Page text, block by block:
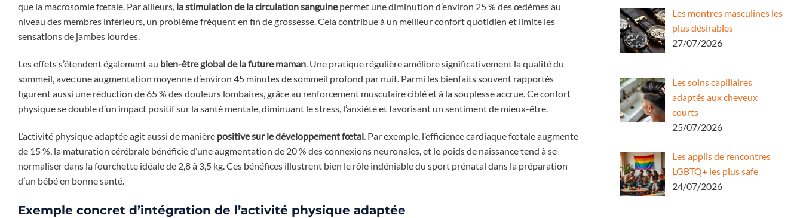
que la macrosomie fœtale. Par ailleurs, la stimulation de la circulation sanguinepermet une diminution d’environ 25 % des œdèmes au
niveau des membres inférieurs, un problème fréquent en fin de grossesse. Cela contribue à un meilleur confort quotidien et limite les
sensations de jambes lourdes.
Les effets s’étendent également au bien-être global de la future maman. Une pratique régulière améliore significativement la qualité du
sommeil, avec une augmentation moyenne d’environ 45 minutes de sommeil profond par nuit. Parmi les bienfaits souvent rapportés
figurent aussi une réduction de 65 % des douleurs lombaires, grâce au renforcement musculaire ciblé et à la souplesse accrue. Ce confort
physique se double d’un impact positif sur la santé mentale, diminuant le stress, l’anxiété et favorisant un sentiment de mieux-être.
L’activité physique adaptée agit aussi de manière positive sur le développement fœtal . Par exemple, l’efficience cardiaque fœtale augmente
de 15 %, la maturation cérébrale bénéficie d’une augmentation de 20 % des connexions neuronales, et le poids de naissance tend à se
normaliser dans la fourchette idéale de 2,8 à 3,5 kg. Ces bénéfices illustrent bien le rôle indéniable du sport prénatal dans la préparation
d’un bébé en bonne santé.
Exemple concret d’intégration de l’activité physique adaptée
Les montres masculines les
plus désirables
27/07/2026
Les soins capillaires
adaptés aux cheveux
courts
25/07/2026
Les applis de rencontres
LGBTQ+ les plus safe
24/07/2026